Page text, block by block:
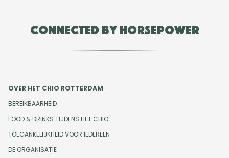
Connected by Horsepower
OVER HET CHIO ROTTERDAM
BEREIKBAARHEID
FOOD & DRINKS TIJDENS HET CHIO
TOEGANKELIJKHEID VOOR IEDEREEN
DE ORGANISATIE